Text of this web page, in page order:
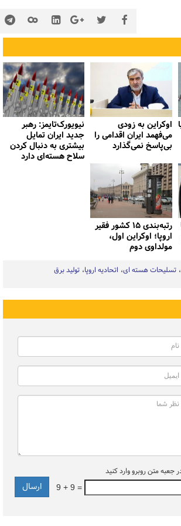
اوکراین به زودی
می‌فهمد ایران اقدامی را
بی‌پاسخ نمی‌گذارد
نیویورک‌تایمز: رهبر
جدید ایران تمایل
بیشتری به دنبال کردن
سلاح هسته‌ای دارد
رتبه‌بندی ۱۵ کشور فقیر
اروپا؛ اوکراین اول،
مولداوی دوم
تسلیحات هسته ای اتحادیه اروپا تولید برق
جعبه متن روبرو وارد کنید
9 + 9 =